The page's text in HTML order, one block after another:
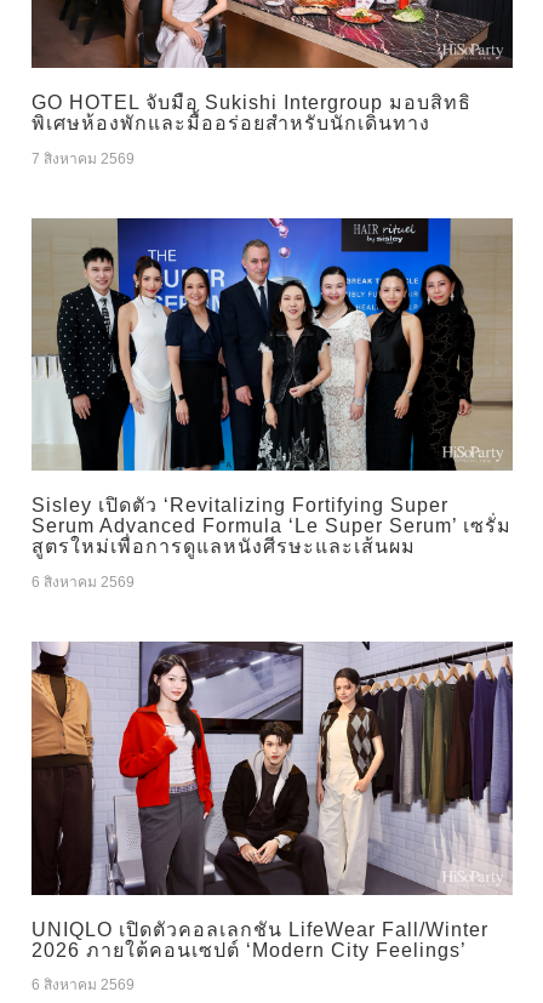
GO HOTEL จับมือ Sukishi Intergroup มอบสิทธิ
พิเศษห้องพักและมื้ออร่อยสำหรับนักเดินทาง
7 สิงหาคม 2569
Sisley เปิดตัว ‘Revitalizing Fortifying Super
Serum Advanced Formula ‘Le Super Serum’ เซรั่ม
สูตรใหม่เพื่อการดูแลหนังศีรษะและเส้นผม
6 สิงหาคม 2569
UNIQLO เปิดตัวคอลเลกชัน LifeWear Fall/Winter
2026 ภายใต้คอนเซปต์ ‘Modern City Feelings’
6 สิงหาคม 2569